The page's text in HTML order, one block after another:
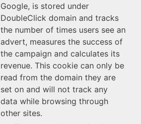
Google, is stored under
DoubleClick domain and tracks
the number of times users see an
advert, measures the success of
the campaign and calculates its
revenue. This cookie can only be
read from the domain they are
set on and will not track any
data while browsing through
other sites.